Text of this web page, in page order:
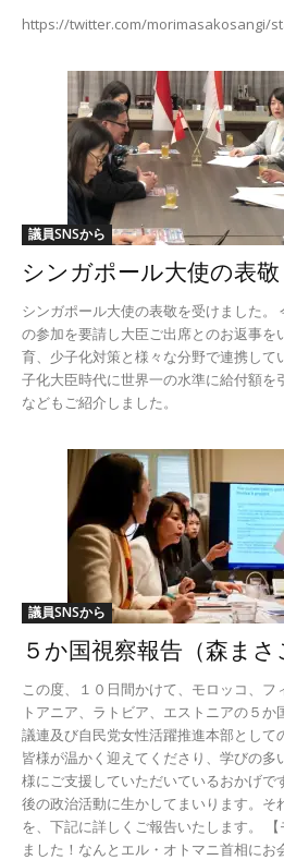
https://twitter.com/morimasakosangi/
議員SNSから
シンガポール大使の表敬
シンガポール大使の表敬を受けました。
の参加を要請し大臣ご出席とのお返事を
育、少子化対策と様々な分野で連携して
子化大臣時代に世界一の水準に給付額を
などもご紹介しました。
議員SNSから
５か国視察報告（森まさ
この度、１０日間かけて、モロッコ、フ
トアニア、ラトビア、エストニアの５
議連及び自民党女性活躍推進本部として
皆様が温かく迎えてくださり、学びの多
様にご支援していただいているおかげで
後の政治活動に生かしてまいります。そ
を、下記に詳しくご報告いたします。
ました！なんとエル・オトマニ首相に